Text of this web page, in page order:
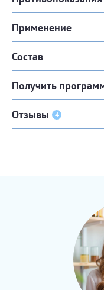
Применение
Состав
Получить
Отзывы 4